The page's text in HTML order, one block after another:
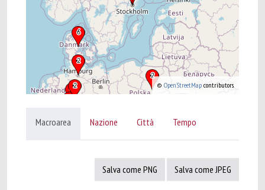
© OpenStreetMap contributors.
Macroarea Nazione Città Tempo
Salva come PNG Salva come JPEG